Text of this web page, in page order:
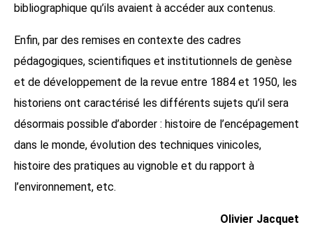
bibliographique qu’ils avaient à accéder aux contenus.
Enfin, par des remises en contexte des cadres
pédagogiques, scientifiques et institutionnels de genèse
et de développement de la revue entre 1884 et 1950, les
historiens ont caractérisé les différents sujets qu’il sera
désormais possible d’aborder : histoire de l’encépagement
dans le monde, évolution des techniques vinicoles,
histoire des pratiques au vignoble et du rapport à
l’environnement, etc.
Olivier Jacquet